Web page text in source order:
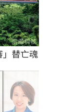
」替亡魂